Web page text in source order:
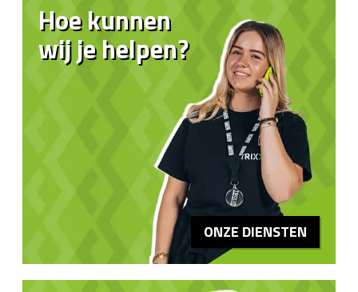
Hoe kunnen
wij je helpen?
ONZE DIENSTEN